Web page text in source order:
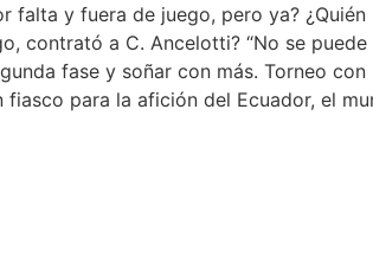
y fuera de juego, pero ya?
contrató a C. Ancelotti? “No se
fase y soñar con más. Torneo
para la afición del Ecuador, el